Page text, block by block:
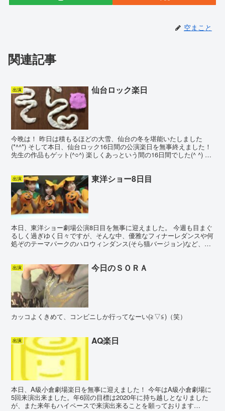
空まこと
関連記事
出演 仙台ロック楽日
今晩は！ 昨日は積もるほどの大雪、仙台の冬を堪能いたしました
(*^^*) そして本日、仙台ロック16日間の公演楽日を無事終えました！
先生の作品もゲット(^○^) 楽しくあっという間の16日間でした(^ ^) 明
出演 東洋ショー8日目
本日、東洋ショー劇場公演8日目を無事に迎えました。 今週も目まぐ
るしく過ぎゆく日々ですが、そんな中、優雅なフィナーレダンスや何
処ぞのテーマパークのハロウィンダンス(そら猫バージョン)など、東
出演 今日のＳＯＲＡ
カッコよくきめて、コンビニしか行ってなーい(≧▽≦)（笑）
出演 AQ楽日
本日、A級小倉劇場楽日を無事に迎えました！ 今年はA級小倉劇場に
5回来演出来ました。年6回の目標は2020年に持ち越しとなりました
が、また来年もハイペースで来演出来ることを願っております